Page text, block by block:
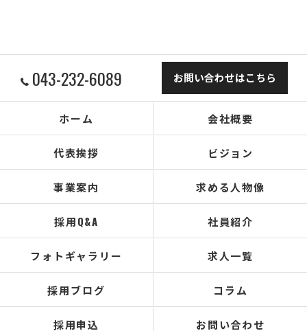
043-232-6089 お問い合わせはこちら
ホーム 会社概要
代表挨拶 ビジョン
事業案内 求める人物像
採用Q&A 社員紹介
フォトギャラリー 求人一覧
採用ブログ コラム
採用申込 お問い合わせ